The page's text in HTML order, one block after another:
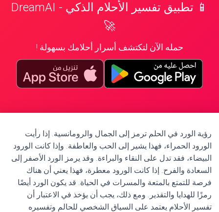
📱 تطبيق تفسير الأحلام الذكي - DreamAI
🚀
حمله الآن لتكتشف أسرار أحلامك بسهولة !
رؤية الورد في الحلم ترمز إلى الجمال والرومانسية. إذا رأيت
الورود الحمراء، فهذا يشير إلى الحب والعاطفة. وإذا كانت الورود
البيضاء، فقد تدل على النقاء والبراءة. وقد يرمز الورد الأصفر إلى
السعادة والفرح. إذا كانت الورود معطرة، فهذا يعني أن هناك
فرصة للتمتع بالمتعة والمسرات في الحياة. قد يكون الورد أيضًا
رمزًا للهدايا والتقدير. ومع ذلك، يجب أن يؤخذ في الاعتبار أن
تفسير الأحلام يعتمد على السياق الشخصي للحالم وتفسيره